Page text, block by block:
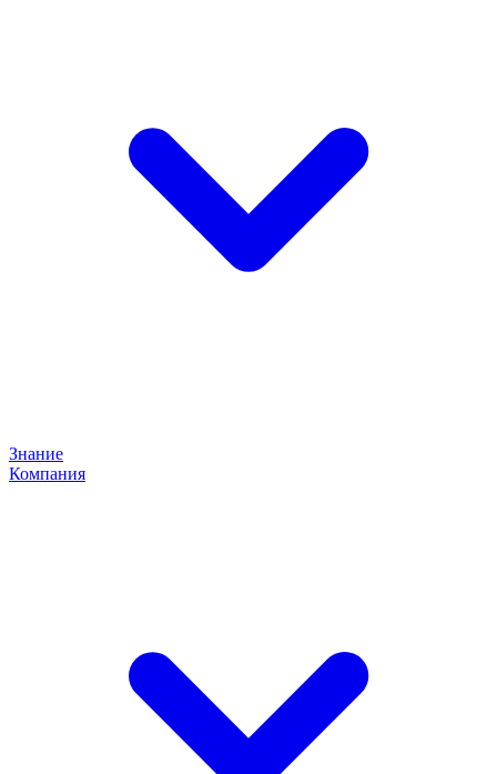
Знание
Компания